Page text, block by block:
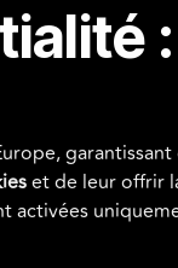
garantissant
et de leur offrir
activées